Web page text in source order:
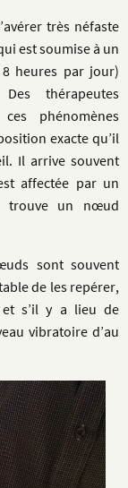
très néfaste
est soumise à un
heures par jour)
thérapeutes
phénomènes
exacte qu’il
Il arrive souvent
affectée par un
trouve un nœud
sont souvent
de les repérer,
s’il y a lieu de
vibratoire d’au